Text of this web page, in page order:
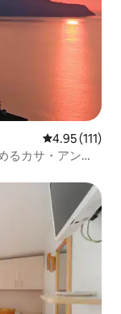
レビュー111
4.95 (111)
るカサ・アンコ